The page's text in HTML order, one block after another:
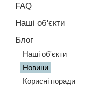
FAQ
Наші об'єкти
Блог
Наші об'єкти
Новини
Корисні поради